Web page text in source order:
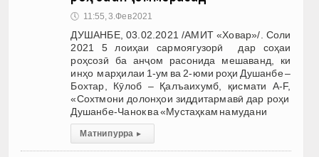
🕔 11:55, 3.Фев 2021
ДУШАНБЕ, 03.02.2021 /АМИТ «Ховар»/. Соли
2021 5 лоиҳаи сармоягузорӣ дар соҳаи
роҳсозӣ ба анҷом расонида мешаванд, ки
инҳо марҳилаи 1-ум ва 2-юми роҳи Душанбе –
Бохтар, Кӯлоб – Қалъаихумб, қисмати A-F,
«Сохтмони долонҳои зиддитармавӣ дар роҳи
Душанбе-Чанок ва «Мустаҳкам намудани
Матни пурра ▸